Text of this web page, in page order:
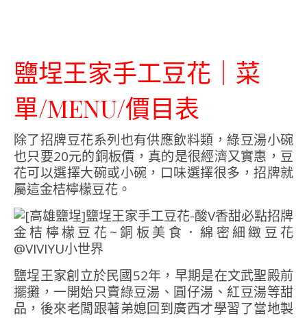
鹽埕王家手工豆花｜菜
單/MENU/價目表
除了招牌豆花系列也有供應飲料類，綠豆湯小碗
也只要20元的銅板價，真的是很經濟又實惠，豆
花可以選擇大碗或小碗，口味選擇很多，招牌就
屬這金桔檸檬豆花。
鹽埕王家創立於民國52年，早期是在文武聖殿前
擺攤，一開始只賣綠豆湯、圓仔湯、紅豆湯等甜
品，後來老闆跟著弟媳回到廣西才學習了當地製